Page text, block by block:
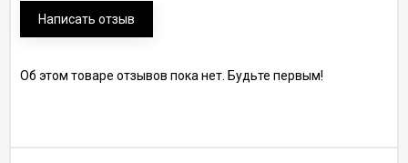
Написать отзыв
Об этом товаре отзывов пока нет. Будьте первым!